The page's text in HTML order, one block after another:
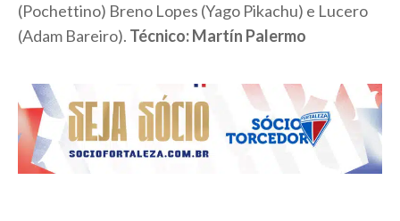
(Pochettino) Breno Lopes (Yago Pikachu) e Lucero
(Adam Bareiro). Técnico: Martín Palermo